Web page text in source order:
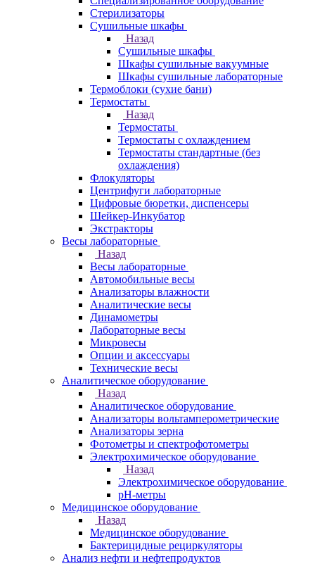
Стерилизаторы
Сушильные шкафы
Назад
Сушильные шкафы
Шкафы сушильные вакуумные
Шкафы сушильные лабораторные
Термоблоки (сухие бани)
Термостаты
Назад
Термостаты
Термостаты с охлаждением
Термостаты стандартные (без
охлаждения)
Флокуляторы
Центрифуги лабораторные
Цифровые бюретки, диспенсеры
Шейкер-Инкубатор
Экстракторы
Весы лабораторные
Назад
Весы лабораторные
Автомобильные весы
Анализаторы влажности
Аналитические весы
Динамометры
Лабораторные весы
Микровесы
Опции и аксессуары
Технические весы
Аналитическое оборудование
Назад
Аналитическое оборудование
Анализаторы вольтамперометрические
Анализаторы зерна
Фотометры и спектрофотометры
Электрохимическое оборудование
Назад
Электрохимическое оборудование
pH-метры
Медицинское оборудование
Назад
Медицинское оборудование
Бактерицидные рециркуляторы
Анализ нефти и нефтепродуктов